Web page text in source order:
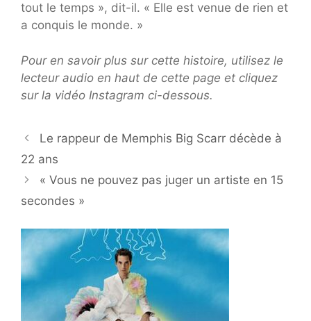
tout le temps », dit-il. « Elle est venue de rien et
a conquis le monde. »
Pour en savoir plus sur cette histoire, utilisez le
lecteur audio en haut de cette page et cliquez
sur la vidéo Instagram ci-dessous.
Le rappeur de Memphis Big Scarr décède à
22 ans
« Vous ne pouvez pas juger un artiste en 15
secondes »